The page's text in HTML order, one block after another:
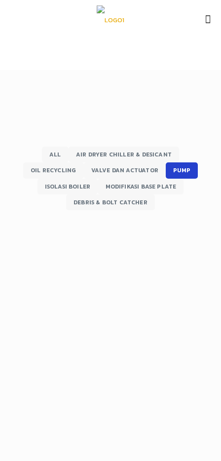
ALL
AIR DRYER CHILLER & DESICANT
OIL RECYCLING
VALVE DAN ACTUATOR
PUMP
ISOLASI BOILER
MODIFIKASI BASE PLATE
DEBRIS & BOLT CATCHER